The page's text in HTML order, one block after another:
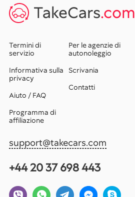
TakeCars.com
Termini di
servizio
Informativa sulla
privacy
Aiuto / FAQ
Programma di
affiliazione
Per le agenzie di
autonoleggio
Scrivania
Contatti
support@takecars.com
+44 20 37 698 443